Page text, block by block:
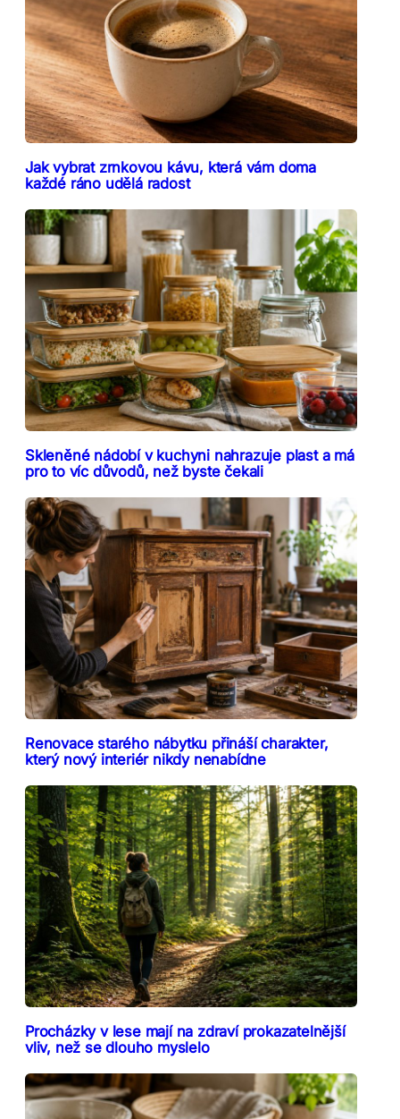
Jak vybrat zrnkovou kávu, která vám doma
každé ráno udělá radost
Skleněné nádobí v kuchyni nahrazuje plast a má
pro to víc důvodů, než byste čekali
Renovace starého nábytku přináší charakter,
který nový interiér nikdy nenabídne
Procházky v lese mají na zdraví prokazatelnější
vliv, než se dlouho myslelo